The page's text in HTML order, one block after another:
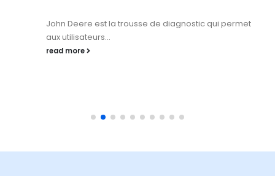
John Deere est la trousse de diagnostic qui permet
aux utilisateurs...
read more